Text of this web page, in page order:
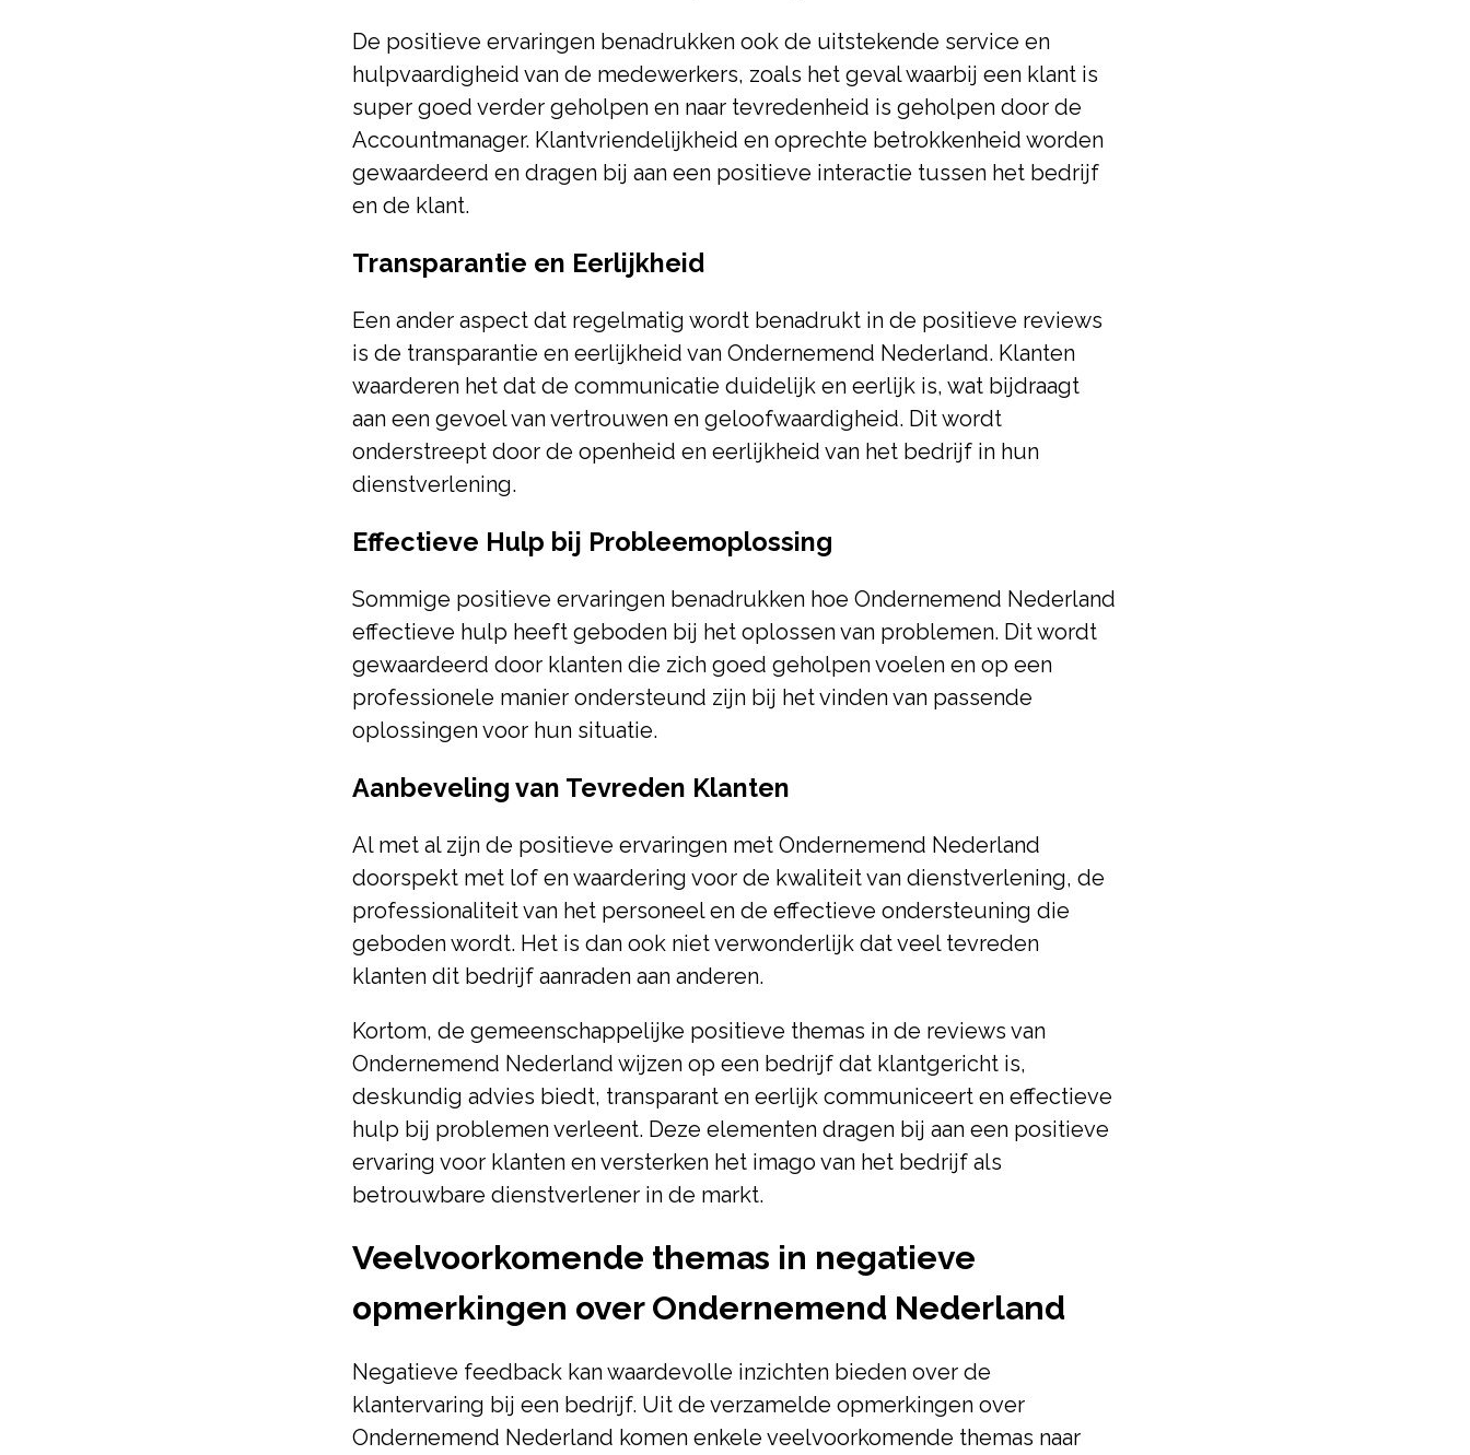
De positieve ervaringen benadrukken ook de uitstekende service en
hulpvaardigheid van de medewerkers, zoals het geval waarbij een klant is
super goed verder geholpen en naar tevredenheid is geholpen door de
Accountmanager. Klantvriendelijkheid en oprechte betrokkenheid worden
gewaardeerd en dragen bij aan een positieve interactie tussen het bedrijf
en de klant.
Transparantie en Eerlijkheid
Een ander aspect dat regelmatig wordt benadrukt in de positieve reviews
is de transparantie en eerlijkheid van Ondernemend Nederland. Klanten
waarderen het dat de communicatie duidelijk en eerlijk is, wat bijdraagt
aan een gevoel van vertrouwen en geloofwaardigheid. Dit wordt
onderstreept door de openheid en eerlijkheid van het bedrijf in hun
dienstverlening.
Effectieve Hulp bij Probleemoplossing
Sommige positieve ervaringen benadrukken hoe Ondernemend Nederland
effectieve hulp heeft geboden bij het oplossen van problemen. Dit wordt
gewaardeerd door klanten die zich goed geholpen voelen en op een
professionele manier ondersteund zijn bij het vinden van passende
oplossingen voor hun situatie.
Aanbeveling van Tevreden Klanten
Al met al zijn de positieve ervaringen met Ondernemend Nederland
doorspekt met lof en waardering voor de kwaliteit van dienstverlening, de
professionaliteit van het personeel en de effectieve ondersteuning die
geboden wordt. Het is dan ook niet verwonderlijk dat veel tevreden
klanten dit bedrijf aanraden aan anderen.
Kortom, de gemeenschappelijke positieve themas in de reviews van
Ondernemend Nederland wijzen op een bedrijf dat klantgericht is,
deskundig advies biedt, transparant en eerlijk communiceert en effectieve
hulp bij problemen verleent. Deze elementen dragen bij aan een positieve
ervaring voor klanten en versterken het imago van het bedrijf als
betrouwbare dienstverlener in de markt.
Veelvoorkomende themas in negatieve
opmerkingen over Ondernemend Nederland
Negatieve feedback kan waardevolle inzichten bieden over de
klantervaring bij een bedrijf. Uit de verzamelde opmerkingen over
Ondernemend Nederland komen enkele veelvoorkomende themas naar